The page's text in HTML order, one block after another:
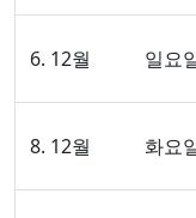
6. 12월 일요
8. 12월 화요